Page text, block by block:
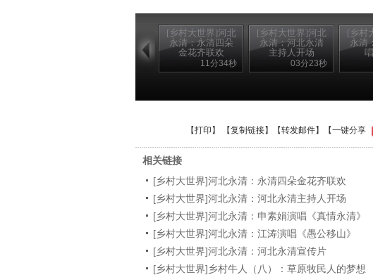
[乡村大世界]河北
永清：永清四朵
金花齐联欢
11分34秒
[乡村大世界]河北
永清：河北永清
主持人开场
03分23秒
[乡村
永清
【打印 】 【复制链接】【转发邮件】 【一键分享
相关链接
[乡村大世界]河北永清：永清四朵金花齐联欢
[乡村大世界]河北永清：河北永清主持人开场
[乡村大世界]河北永清：申素娟演唱《真情永清》
[乡村大世界]河北永清：江涛演唱《愚公移山》
[乡村大世界]河北永清：河北永清宣传片
[乡村大世界]乡村牛人（八）：草原牧民人的梦想